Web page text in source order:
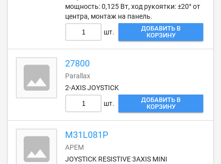
мощность: 0,125 Вт, ход рукоятки: ±20° от
центра, монтаж на панель.
шт.
ДОБАВИТЬ В
КОРЗИНУ
27800
Parallax
2-AXIS JOYSTICK
шт.
ДОБАВИТЬ В
КОРЗИНУ
M31L081P
APEM
JOYSTICK RESISTIVE 3AXIS MINI